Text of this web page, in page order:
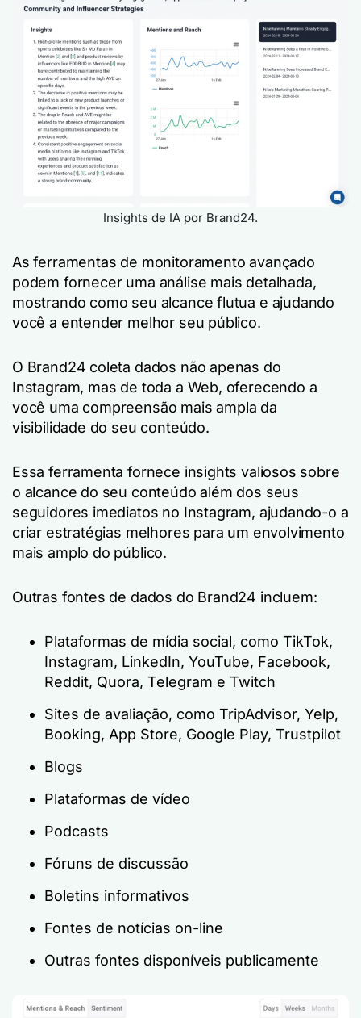
Insights de IA por Brand24.
As ferramentas de monitoramento avançado
podem fornecer uma análise mais detalhada,
mostrando como seu alcance flutua e ajudando
você a entender melhor seu público.
O Brand24 coleta dados não apenas do
Instagram, mas de toda a Web, oferecendo a
você uma compreensão mais ampla da
visibilidade do seu conteúdo.
Essa ferramenta fornece insights valiosos sobre
o alcance do seu conteúdo além dos seus
seguidores imediatos no Instagram, ajudando-o a
criar estratégias melhores para um envolvimento
mais amplo do público.
Outras fontes de dados do Brand24 incluem:
Plataformas de mídia social, como TikTok,
Instagram, LinkedIn, YouTube, Facebook,
Reddit, Quora, Telegram e Twitch
Sites de avaliação, como TripAdvisor, Yelp,
Booking, App Store, Google Play, Trustpilot
Blogs
Plataformas de vídeo
Podcasts
Fóruns de discussão
Boletins informativos
Fontes de notícias on-line
Outras fontes disponíveis publicamente